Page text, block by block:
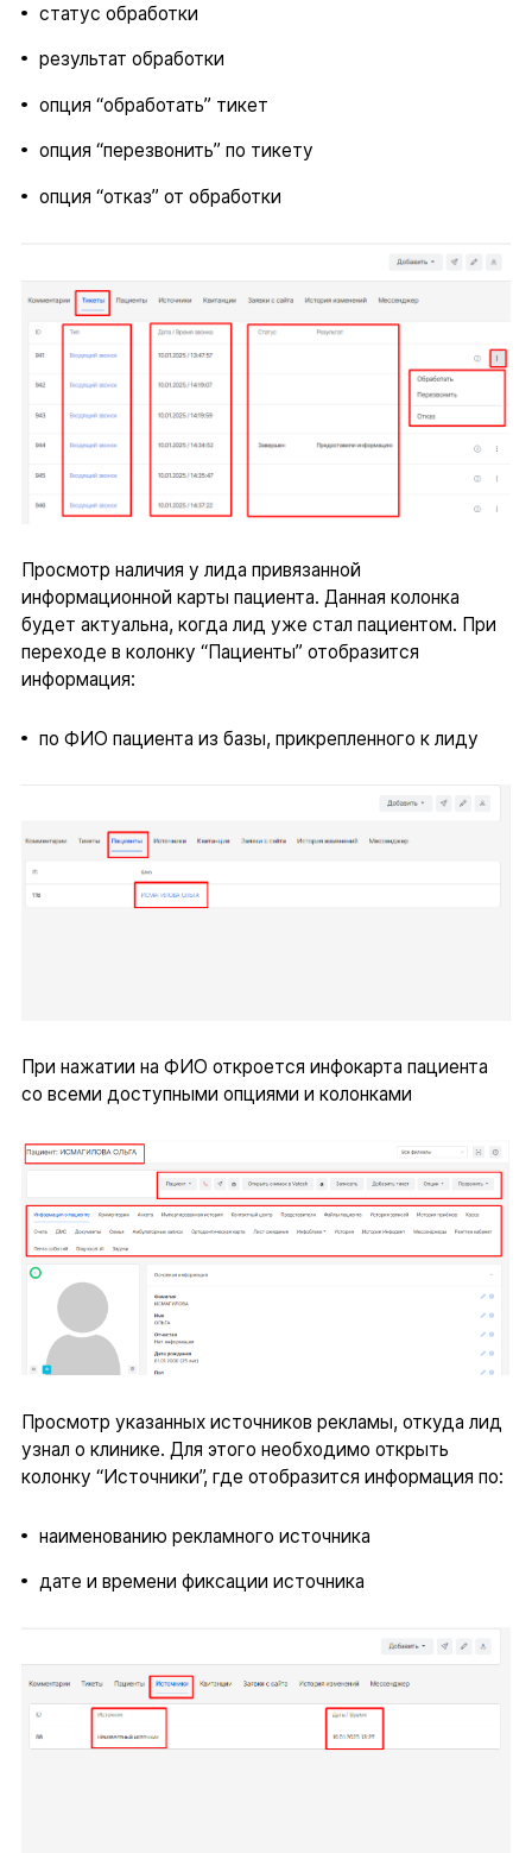
статус обработки
результат обработки
опция “обработать” тикет
опция “перезвонить” по тикету
опция “отказ” от обработки
Просмотр наличия у лида привязанной
информационной карты пациента. Данная колонка
будет актуальна, когда лид уже стал пациентом. При
переходе в колонку “Пациенты” отобразится
информация:
по ФИО пациента из базы, прикрепленного к лиду
При нажатии на ФИО откроется инфокарта пациента
со всеми доступными опциями и колонками
Просмотр указанных источников рекламы, откуда лид
узнал о клинике. Для этого необходимо открыть
колонку “Источники”, где отобразится информация по:
наименованию рекламного источника
дате и времени фиксации источника